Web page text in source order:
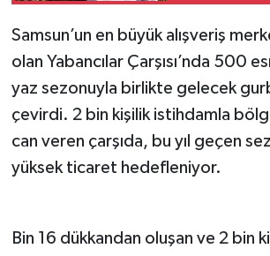
Samsun’un en büyük alışveriş
olan Yabancılar Çarşısı’nda 500
yaz sezonuyla birlikte gelecek
çevirdi. 2 bin kişilik istihdamla
can veren çarşıda, bu yıl geçen
yüksek ticaret hedefleniyor.
Bin 16 dükkandan oluşan ve 2 bin